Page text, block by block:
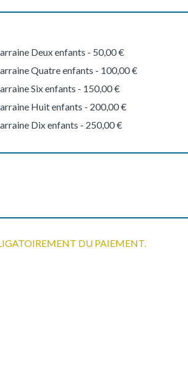
Deux enfants - 50,00 €
Quatre enfants - 100,00 €
Six enfants - 150,00 €
Huit enfants - 200,00 €
Dix enfants - 250,00 €
DU PAIEMENT.